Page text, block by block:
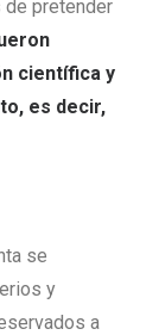
de pretender
científica y
es decir,
se
y
a